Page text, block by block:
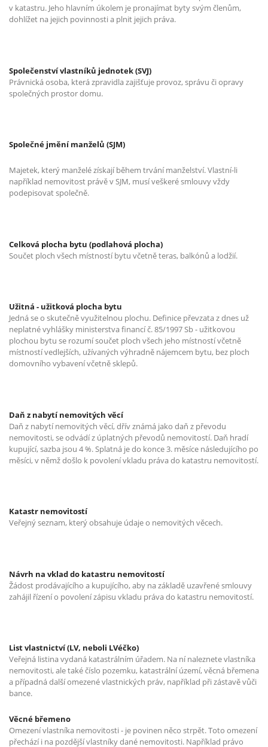
v katastru. Jeho hlavním úkolem je pronajímat byty svým členům,
dohlížet na jejich povinnosti a plnit jejich práva.
Společenství vlastníků jednotek (SVJ)
Právnická osoba, která zpravidla zajišťuje provoz, správu či opravy
společných prostor domu.
Společné jmění manželů (SJM)
Majetek, který manželé získají během trvání manželství. Vlastní-li
například nemovitost právě v SJM, musí veškeré smlouvy vždy
podepisovat společně.
Celková plocha bytu (podlahová plocha)
Součet ploch všech místností bytu včetně teras, balkónů a lodžií.
Užitná - užitková plocha bytu
Jedná se o skutečně využitelnou plochu. Definice převzata z dnes už
neplatné vyhlášky ministerstva financí č. 85/1997 Sb - užitkovou
plochou bytu se rozumí součet ploch všech jeho místností včetně
místností vedlejších, užívaných výhradně nájemcem bytu, bez ploch
domovního vybavení včetně sklepů.
Daň z nabytí nemovitých věcí
Daň z nabytí nemovitých věcí, dřív známá jako daň z převodu
nemovitosti, se odvádí z úplatných převodů nemovitostí. Daň hradí
kupující, sazba jsou 4 %. Splatná je do konce 3. měsíce následujícího po
měsíci, v němž došlo k povolení vkladu práva do katastru nemovitostí.
Katastr nemovitostí
Veřejný seznam, který obsahuje údaje o nemovitých věcech.
Návrh na vklad do katastru nemovitostí
Žádost prodávajícího a kupujícího, aby na základě uzavřené smlouvy
zahájil řízení o povolení zápisu vkladu práva do katastru nemovitostí.
List vlastnictví (LV, neboli LVéčko)
Veřejná listina vydaná katastrálním úřadem. Na ní naleznete vlastníka
nemovitosti, ale také číslo pozemku, katastrální území, věcná břemena
a případná další omezené vlastnických práv, například při zástavě vůči
bance.
Věcné břemeno
Omezení vlastníka nemovitosti - je povinen něco strpět. Toto omezení
přechází i na pozdější vlastníky dané nemovitosti. Například právo